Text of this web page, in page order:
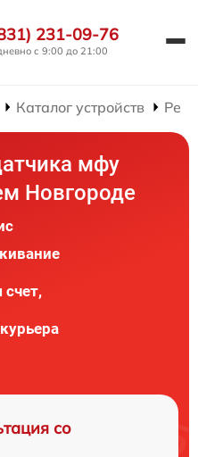
231-09-76
с 9:00 до 21:00
Каталог устройств
мфу
Новгороде
счет,
со